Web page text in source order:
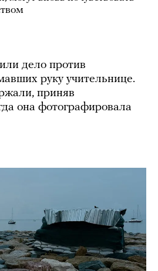
дело против
руку учительнице.
приняв
она фотографировала